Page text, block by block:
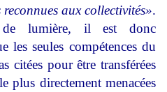
reconnues aux collectivités».
lumière, il est donc
les seules compétences du
citées pour être transférées
plus directement menacées